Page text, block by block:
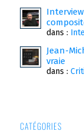
dans :
Jean-
vraie
dans :
CATÉGORIES